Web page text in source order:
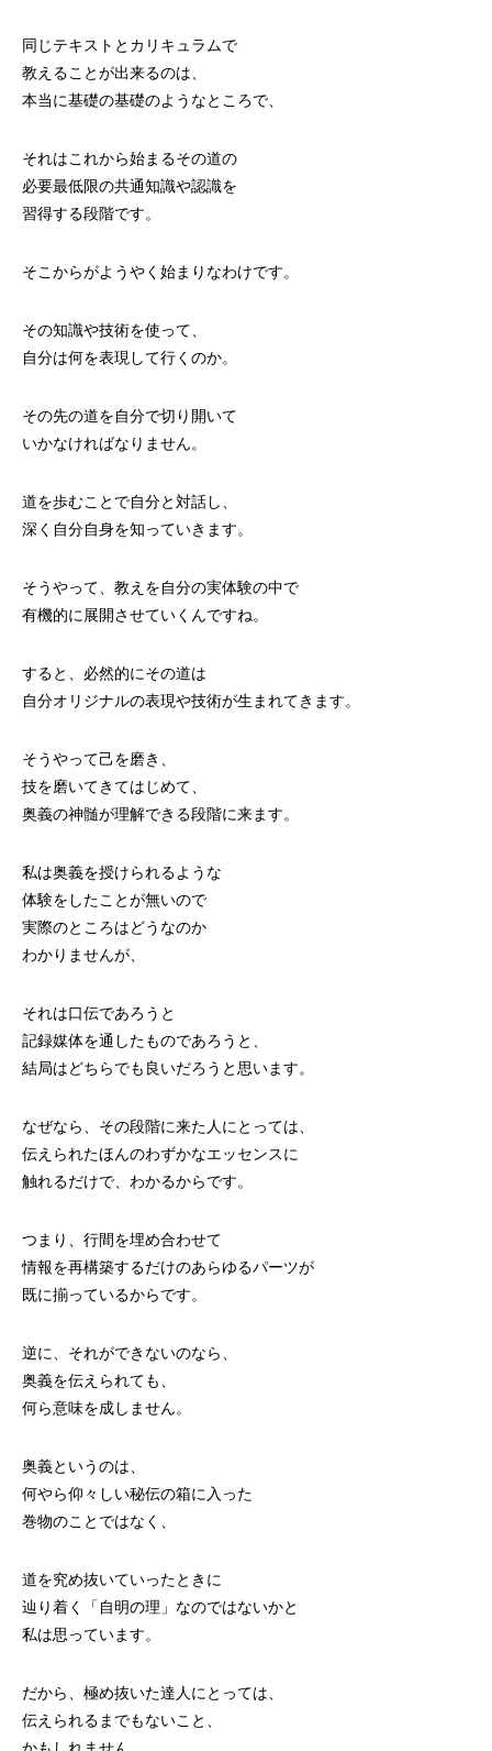
同じテキストとカリキュラムで
教えることが出来るのは、
本当に基礎の基礎のようなところで、
それはこれから始まるその道の
必要最低限の共通知識や認識を
習得する段階です。
そこからがようやく始まりなわけです。
その知識や技術を使って、
自分は何を表現して行くのか。
その先の道を自分で切り開いて
いかなければなりません。
道を歩むことで自分と対話し、
深く自分自身を知っていきます。
そうやって、教えを自分の実体験の中で
有機的に展開させていくんですね。
すると、必然的にその道は
自分オリジナルの表現や技術が生まれてきます。
そうやって己を磨き、
技を磨いてきてはじめて、
奥義の神髄が理解できる段階に来ます。
私は奥義を授けられるような
体験をしたことが無いので
実際のところはどうなのか
わかりませんが、
それは口伝であろうと
記録媒体を通したものであろうと、
結局はどちらでも良いだろうと思います。
なぜなら、その段階に来た人にとっては、
伝えられたほんのわずかなエッセンスに
触れるだけで、わかるからです。
つまり、行間を埋め合わせて
情報を再構築するだけのあらゆるパーツが
既に揃っているからです。
逆に、それができないのなら、
奥義を伝えられても、
何ら意味を成しません。
奥義というのは、
何やら仰々しい秘伝の箱に入った
巻物のことではなく、
道を究め抜いていったときに
辿り着く「自明の理」なのではないかと
私は思っています。
だから、極め抜いた達人にとっては、
伝えられるまでもないこと、